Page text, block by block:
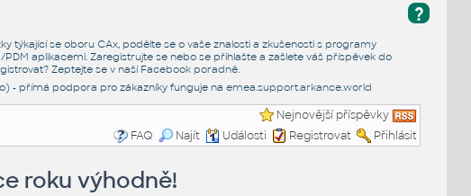
?
týkající se oboru CAx, podělte se o vaše znalosti a zkušenosti s programy
PDM aplikacemi. Zaregistrujte se nebo se přihlašte a zašlete váš příspěvek do
Zeptejte se v naší Facebook poradně.
- přímá podpora pro zákazníky funguje na emea.support.arkance.world
Nejnovější příspěvky
FAQ
Najít Události Registrovat Přihlásit
roku výhodně!